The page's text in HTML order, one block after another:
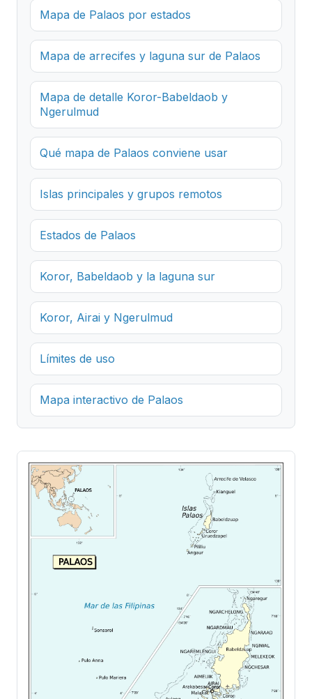
Mapa de Palaos por estados
Mapa de arrecifes y laguna sur de Palaos
Mapa de detalle Koror-Babeldaob y
Ngerulmud
Qué mapa de Palaos conviene usar
Islas principales y grupos remotos
Estados de Palaos
Koror, Babeldaob y la laguna sur
Koror, Airai y Ngerulmud
Límites de uso
Mapa interactivo de Palaos